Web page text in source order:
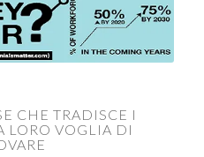
CHE TRADISCE I
LORO VOGLIA DI